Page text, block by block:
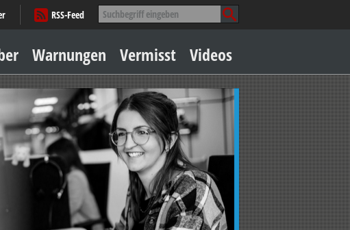
Suche
nach:
RSS-Feed
Inhalt
springen
Warnungen Vermisst Videos